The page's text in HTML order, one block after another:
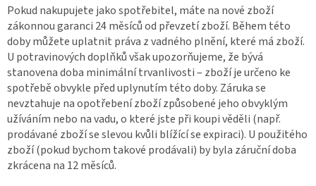
Pokud nakupujete jako spotřebitel, máte na nové zboží
zákonnou garanci 24 měsíců od převzetí zboží. Během této
doby můžete uplatnit práva z vadného plnění, které má zboží.
U potravinových doplňků však upozorňujeme, že bývá
stanovena doba minimální trvanlivosti – zboží je určeno ke
spotřebě obvykle před uplynutím této doby. Záruka se
nevztahuje na opotřebení zboží způsobené jeho obvyklým
užíváním nebo na vadu, o které jste při koupi věděli (např.
prodávané zboží se slevou kvůli blížící se expiraci). U použitého
zboží (pokud bychom takové prodávali) by byla záruční doba
zkrácena na 12 měsíců.